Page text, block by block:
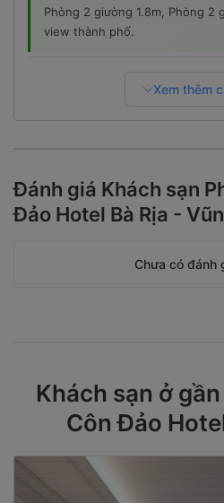
Phòng 2 giường 1.8m, Phòng 2
view thành phố.
Xem thêm
Đánh giá Khách sạn
Đảo Hotel Bà Rịa -
Chưa có đánh
Khách sạn ở
Côn Đảo